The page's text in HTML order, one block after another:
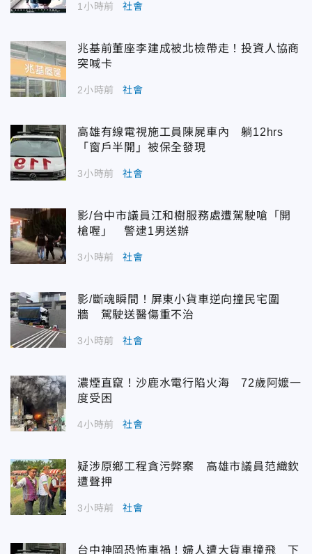
1小時前 社會
兆基前董座李建成被北檢帶走！投資人協商
突喊卡
2小時前 社會
高雄有線電視施工員陳屍車內 躺12hrs
「窗戶半開」被保全發現
3小時前 社會
影/台中市議員江和樹服務處遭駕駛嗆「開
槍喔」 警逮1男送辦
3小時前 社會
影/斷魂瞬間！屏東小貨車逆向撞民宅圍
牆 駕駛送醫傷重不治
3小時前 社會
濃煙直竄！沙鹿水電行陷火海 72歲阿嬤一
度受困
4小時前 社會
疑涉原鄉工程貪污弊案 高雄市議員范織欽
遭聲押
3小時前 社會
台中神岡恐怖車禍！婦人遭大貨車撞飛 下